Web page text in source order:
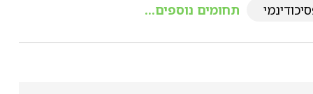
תחומים נוספים...